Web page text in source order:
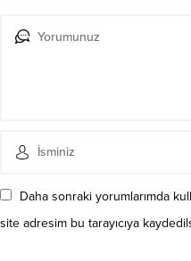
Daha sonraki yorumlarımda
site adresim bu tarayıcıya